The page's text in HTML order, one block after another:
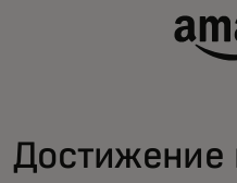
Достижение